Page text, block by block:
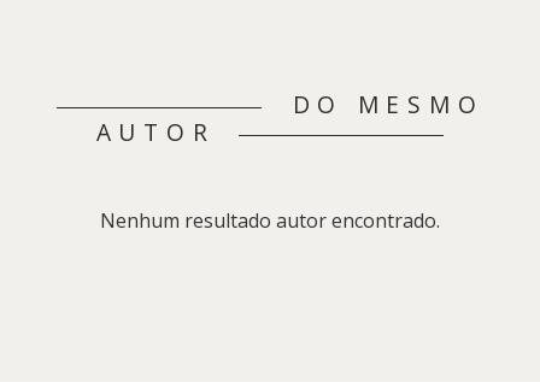
DO MESMO
AUTOR
Nenhum resultado autor encontrado.